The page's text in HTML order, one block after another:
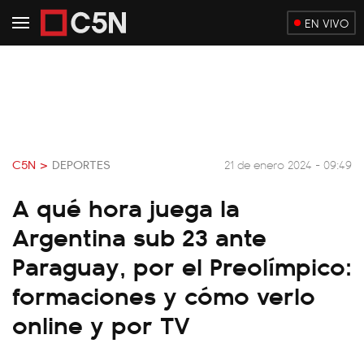
EN VIVO
C5N > DEPORTES 21 de enero 2024 - 09:49
A qué hora juega la
Argentina sub 23 ante
Paraguay, por el Preolímpico:
formaciones y cómo verlo
online y por TV